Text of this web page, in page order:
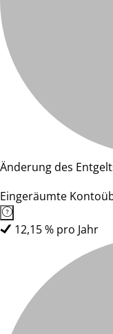
Änderung des
Eingeräumte
12,15 % pro Jahr